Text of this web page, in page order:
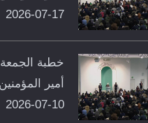
17-07-2026
خطبة
أمير
10-07-2026